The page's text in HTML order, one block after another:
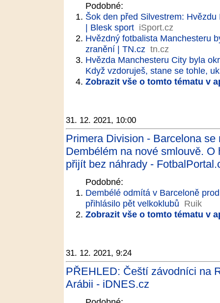
Podobné:
Šok den před Silvestrem:
| Blesk sport iSport.cz
Hvězdný fotbalista Manchesteru
zranění | TN.cz tn.cz
Hvězda Manchesteru City byla
Když vzdoruješ, stane se tohle,
Zobrazit vše o tomto tématu v
31. 12. 2021, 10:00
Primera Division - Barcelona
Dembélém na nové smlouvě.
přijít bez náhrady -
Podobné:
Dembélé odmítá v Barceloně
přihlásilo pět velkoklubů Ruik
Zobrazit vše o tomto tématu v
31. 12. 2021, 9:24
PŘEHLED: Čeští závodníci na
Arábii - iDNES.cz